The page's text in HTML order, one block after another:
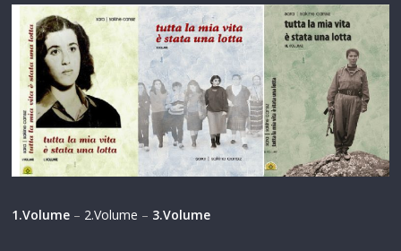
1.Volume – 2.Volume – 3.Volume